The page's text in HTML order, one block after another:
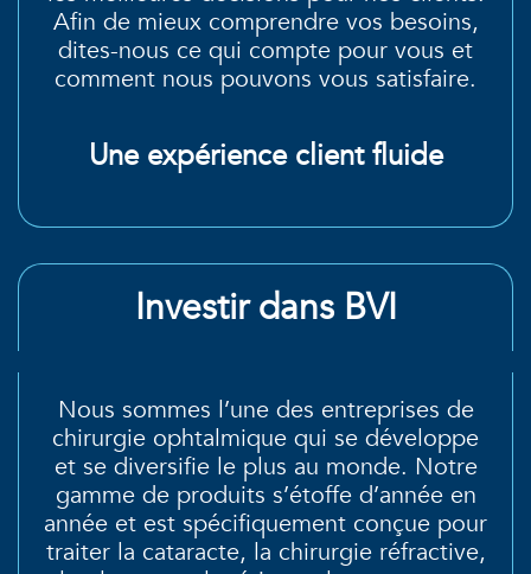
Afin de mieux comprendre vos besoins,
dites-nous ce qui compte pour vous et
comment nous pouvons vous satisfaire.
Une expérience client fluide
Investir dans BVI
Nous sommes l’une des entreprises de
chirurgie ophtalmique qui se développe
et se diversifie le plus au monde. Notre
gamme de produits s’étoffe d’année en
année et est spécifiquement conçue pour
traiter la cataracte, la chirurgie réfractive,